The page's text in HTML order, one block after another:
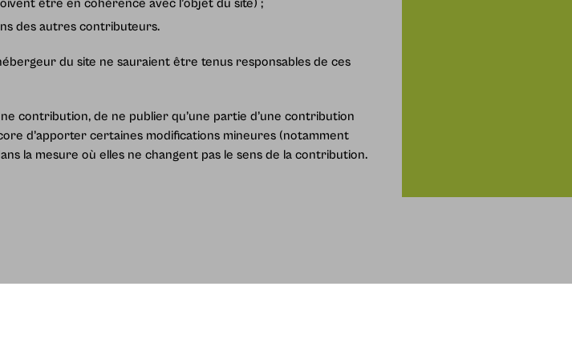
être en cohérence avec l’objet du site) ;
des autres contributeurs.
du site ne sauraient être tenus responsables de ces
contribution, de ne publier qu’une partie d’une contribution
d’apporter certaines modifications mineures (notamment
la mesure où elles ne changent pas le sens de la contribution.